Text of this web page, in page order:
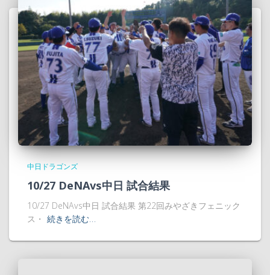
中日ドラゴンズ
10/27 DeNAvs中日 試合結果
10/27 DeNAvs中日 試合結果 第22回みやざきフェニック
ス・ 続きを読む…